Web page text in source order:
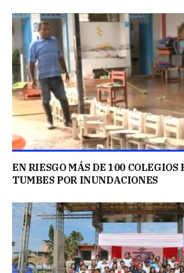
EN RIESGO MÁS DE 100 COLEGIOS
TUMBES POR INUNDACIONES